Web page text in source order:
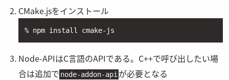
CMake.jsをインストール
% npm install cmake-js
Node-APIはC言語のAPIである。C++で呼び出したい場
合は追加で node-addon-api が必要となる